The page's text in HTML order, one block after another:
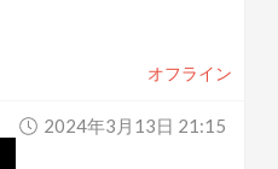
オフライン
2024年3月13日 21:15